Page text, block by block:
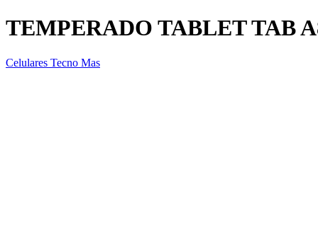
TEMPERADO TABLET TAB
Celulares Tecno Mas